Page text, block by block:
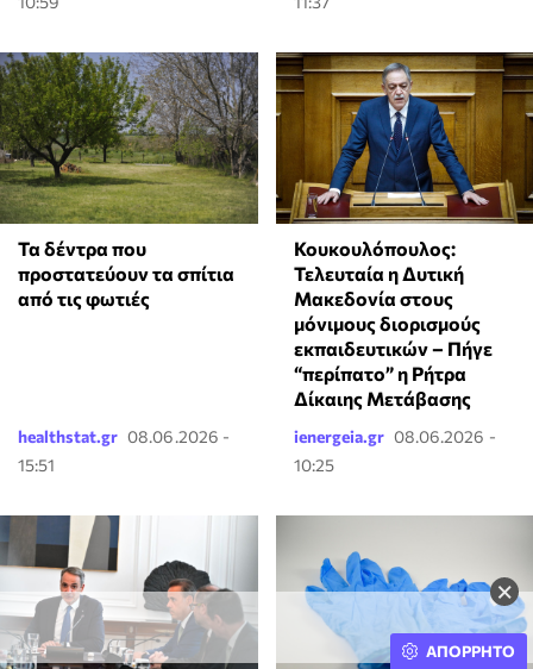
×
Τα δέντρα που
προστατεύουν τα σπίτια
από τις φωτιές
healthstat.gr 08.06.2026 -
15:51
Κουκουλόπουλος:
Τελευταία η Δυτική
Μακεδονία στους
μόνιμους διορισμούς
εκπαιδευτικών – Πήγε
“περίπατο” η Ρήτρα
Δίκαιης Μετάβασης
ienergeia.gr 08.06.2026 -
10:25
ΑΠΟΡΡΗΤΟ